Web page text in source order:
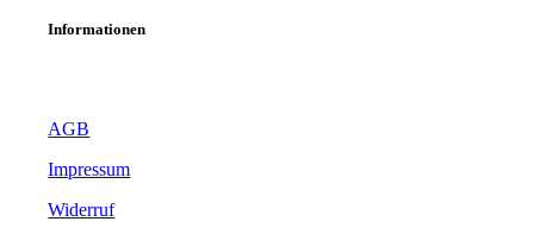
Informationen
AGB
Impressum
Widerruf